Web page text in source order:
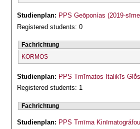
Studienplan: PPS Geōponías (2019-
Registered students: 0
Fachrichtung
KORMOS
Studienplan: PPS Tmīmatos Italikīs
Registered students: 1
Fachrichtung
Studienplan: PPS Tmīma